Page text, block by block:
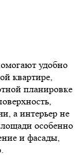
удобно
квартире,
планировке
а интерьер не
особенно
и фасады,